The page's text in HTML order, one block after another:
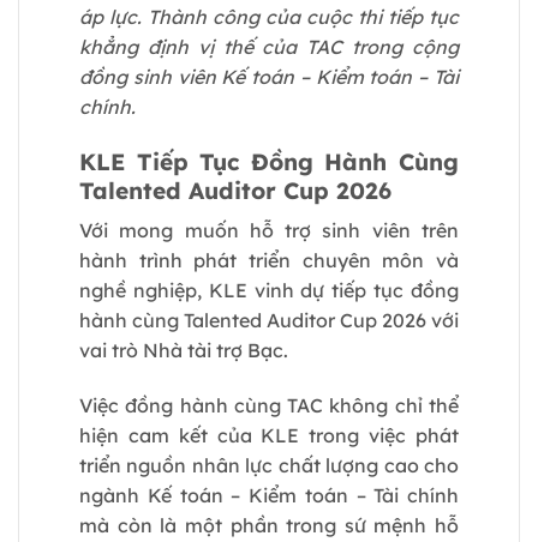
áp lực. Thành công của cuộc thi tiếp tục
khẳng định vị thế của TAC trong cộng
đồng sinh viên Kế toán – Kiểm toán – Tài
chính.
KLE Tiếp Tục Đồng Hành Cùng
Talented Auditor Cup 2026
Với mong muốn hỗ trợ sinh viên trên
hành trình phát triển chuyên môn và
nghề nghiệp, KLE vinh dự tiếp tục đồng
hành cùng Talented Auditor Cup 2026 với
vai trò Nhà tài trợ Bạc.
Việc đồng hành cùng TAC không chỉ thể
hiện cam kết của KLE trong việc phát
triển nguồn nhân lực chất lượng cao cho
ngành Kế toán – Kiểm toán – Tài chính
mà còn là một phần trong sứ mệnh hỗ